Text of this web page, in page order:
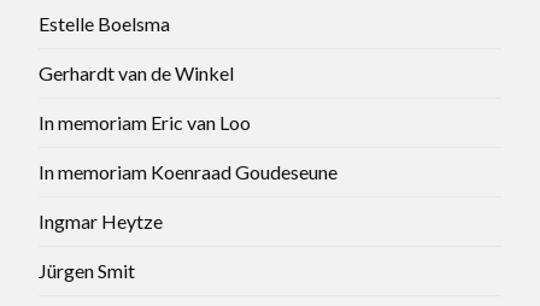
Estelle Boelsma
Gerhardt van de Winkel
In memoriam Eric van Loo
In memoriam Koenraad Goudeseune
Ingmar Heytze
Jürgen Smit